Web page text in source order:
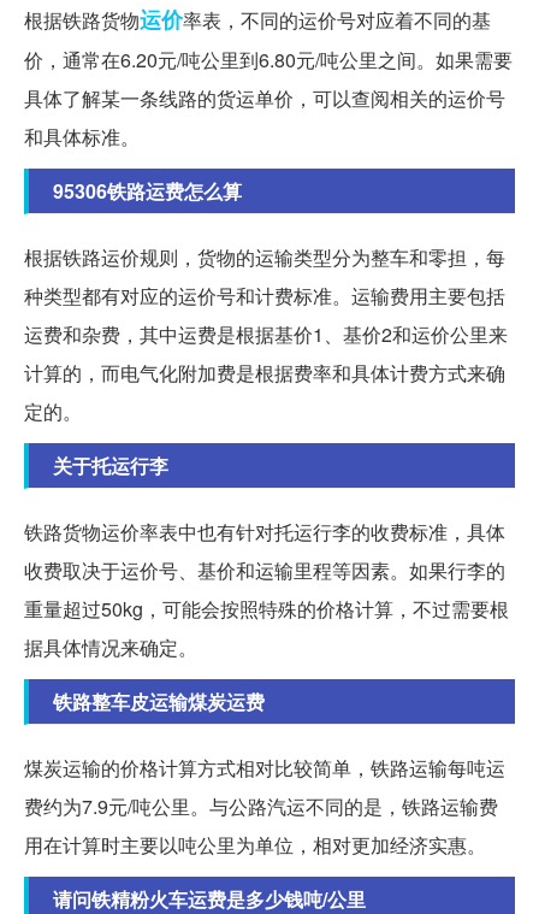
根据铁路货物运价率表，不同的运价号对应着不同的基
价，通常在6.20元/吨公里到6.80元/吨公里之间。如果需要
具体了解某一条线路的货运单价，可以查阅相关的运价号
和具体标准。
95306铁路运费怎么算
根据铁路运价规则，货物的运输类型分为整车和零担，每
种类型都有对应的运价号和计费标准。运输费用主要包括
运费和杂费，其中运费是根据基价1、基价2和运价公里来
计算的，而电气化附加费是根据费率和具体计费方式来确
定的。
关于托运行李
铁路货物运价率表中也有针对托运行李的收费标准，具体
收费取决于运价号、基价和运输里程等因素。如果行李的
重量超过50kg，可能会按照特殊的价格计算，不过需要根
据具体情况来确定。
铁路整车皮运输煤炭运费
煤炭运输的价格计算方式相对比较简单，铁路运输每吨运
费约为7.9元/吨公里。与公路汽运不同的是，铁路运输费
用在计算时主要以吨公里为单位，相对更加经济实惠。
请问铁精粉火车运费是多少钱吨/公里